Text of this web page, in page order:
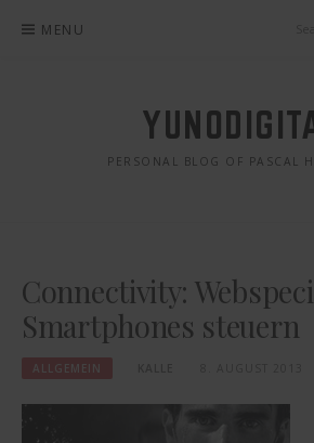
MENU
PERSONAL BLOG OF PASCAL
Connectivity:
Smartphones steuern
ALLGEMEIN